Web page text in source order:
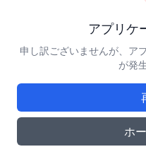
アプリケ
申し訳ございませんが、ア
が発
ホ